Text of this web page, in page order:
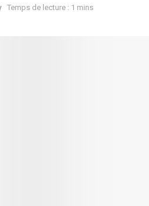
Temps de lecture : 1 mins